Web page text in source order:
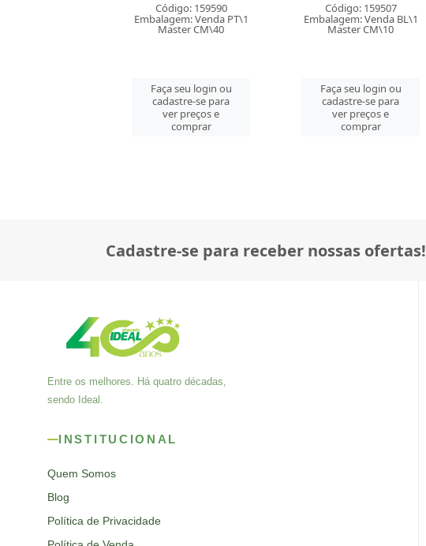
Código: 159507
Embalagem: Venda BL\1
Master CM\10
Faça seu login ou
cadastre-se para
ver preços e
comprar
Código: 159506
Embalagem: Venda BL\1
Master CM\10
Faça seu login ou
cadastre-se para
ver preços e
comprar
Cadastre-se para receber nossas ofertas!
Entre os melhores. Há quatro décadas,
sendo Ideal.
INSTITUCIONAL
Quem Somos
Blog
Política de Privacidade